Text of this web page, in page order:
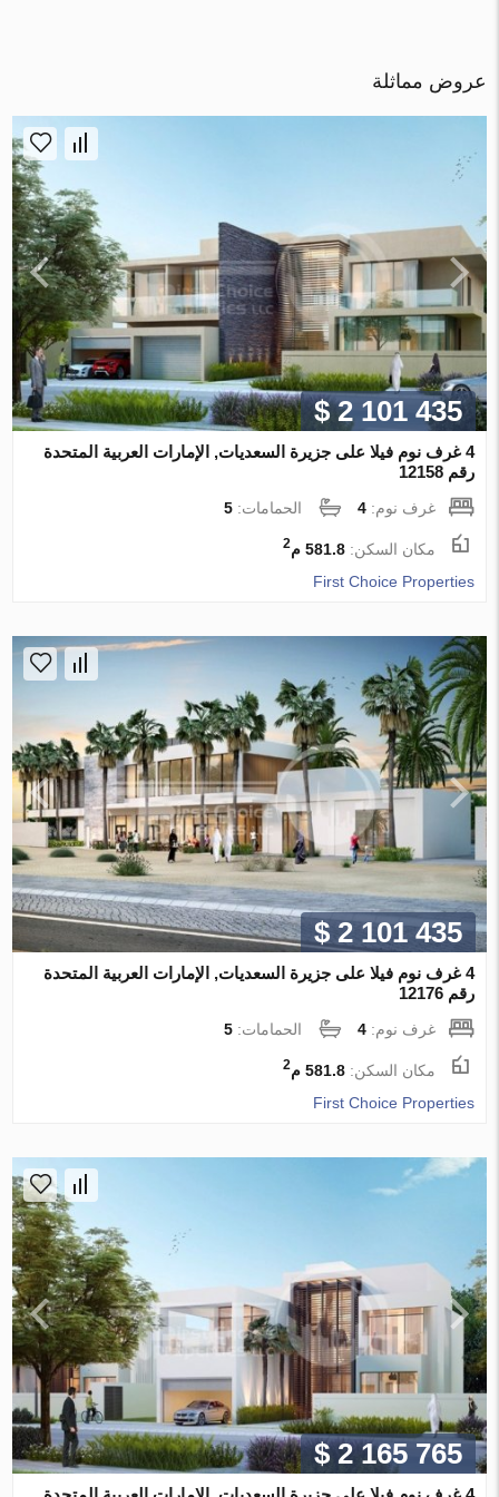
عروض مماثلة
$ 2 101 435
4 غرف نوم فيلا على جزيرة السعديات, الإمارات العربية المتحدة
رقم 12158
غرف نوم:4 الحمامات:5
مكان السكن:581.8 م 2
First Choice Properties
$ 2 101 435
4 غرف نوم فيلا على جزيرة السعديات, الإمارات العربية المتحدة
رقم 12176
غرف نوم:4 الحمامات:5
مكان السكن:581.8 م 2
First Choice Properties
$ 2 165 765